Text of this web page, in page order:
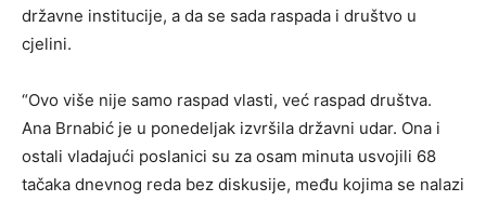
državne institucije, a da se sada raspada i društvo u
cjelini.
“Ovo više nije samo raspad vlasti, već raspad društva.
Ana Brnabić je u ponedeljak izvršila državni udar. Ona i
ostali vladajući poslanici su za osam minuta usvojili 68
tačaka dnevnog reda bez diskusije, među kojima se nalazi